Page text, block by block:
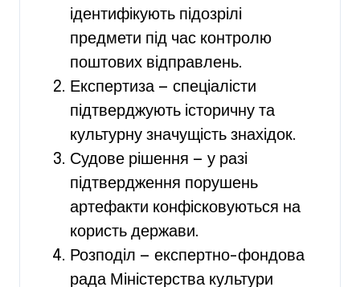
ідентифікують підозрілі
предмети під час контролю
поштових відправлень.
Експертиза — спеціалісти
підтверджують історичну та
культурну значущість знахідок.
Судове рішення — у разі
підтвердження порушень
артефакти конфісковуються на
користь держави.
Розподіл — експертно-фондова
рада Міністерства культури